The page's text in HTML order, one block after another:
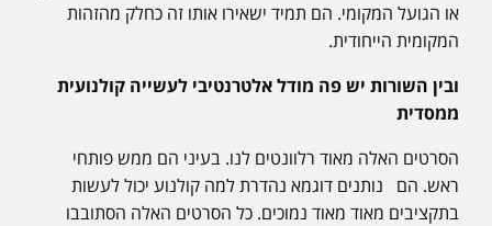
או הגועל המקומי. הם תמיד ישאירו אותו זה כחלק מהזהות
המקומית הייחודית.
ובין השורות יש פה מודל אלטרנטיבי לעשייה קולנועית
ממסדית
הסרטים האלה מאוד רלוונטים לנו. בעיני הם ממש פותחי
ראש. הם נותנים דוגמא נהדרת למה קולנוע יכול לעשות
בתקציבים מאוד מאוד נמוכים. כל הסרטים האלה הסתובבו